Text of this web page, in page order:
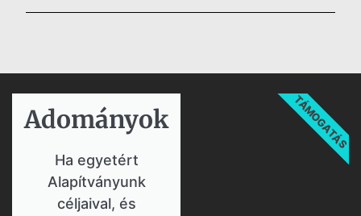
Adományok​
Ha egyetért
Alapítványunk
céljaival, és
TÁMOGATÁS